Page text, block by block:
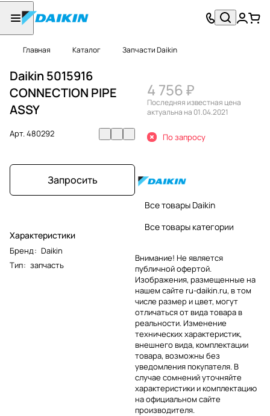
Главная Каталог Запчасти Daikin
Daikin 5015916
CONNECTION PIPE
ASSY
Арт.480292
Запросить
Характеристики
Бренд: Daikin
Тип: запчасть
4 756 ₽
Последняя известная цена
актуальна на 01.04.2021
По запросу
Все товары Daikin
Все товары категории
Внимание! Не является
публичной офертой.
Изображения, размещенные на
нашем сайте ru-daikin.ru, в том
числе размер и цвет, могут
отличаться от вида товара в
реальности. Изменение
технических характеристик,
внешнего вида, комплектации
товара, возможны без
уведомления покупателя. В
случае сомнений уточняйте
характеристики и комплектацию
на официальном сайте
производителя.